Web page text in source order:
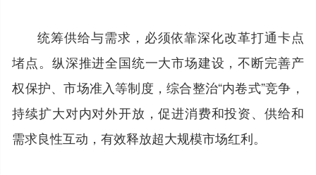
统筹供给与需求，必须依靠深化改革打通卡点
堵点。纵深推进全国统一大市场建设，不断完善产
权保护、市场准入等制度，综合整治“内卷式”竞争，
持续扩大对内对外开放，促进消费和投资、供给和
需求良性互动，有效释放超大规模市场红利。